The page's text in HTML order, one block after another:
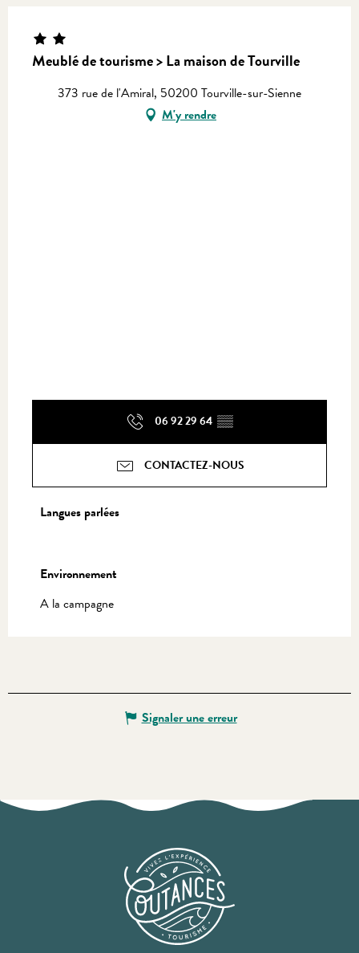
Meublé de tourisme > La maison de Tourville
373 rue de l'Amiral, 50200 Tourville-sur-Sienne
M'y rendre
06 92 29 64 ▒▒
CONTACTEZ-NOUS
Langues parlées
Langues parlées
Environnement
Environnement
A la campagne
Signaler une erreur